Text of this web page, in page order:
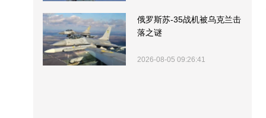
俄罗斯苏-35战机被乌克兰击
落之谜
2026-08-05 09:26:41